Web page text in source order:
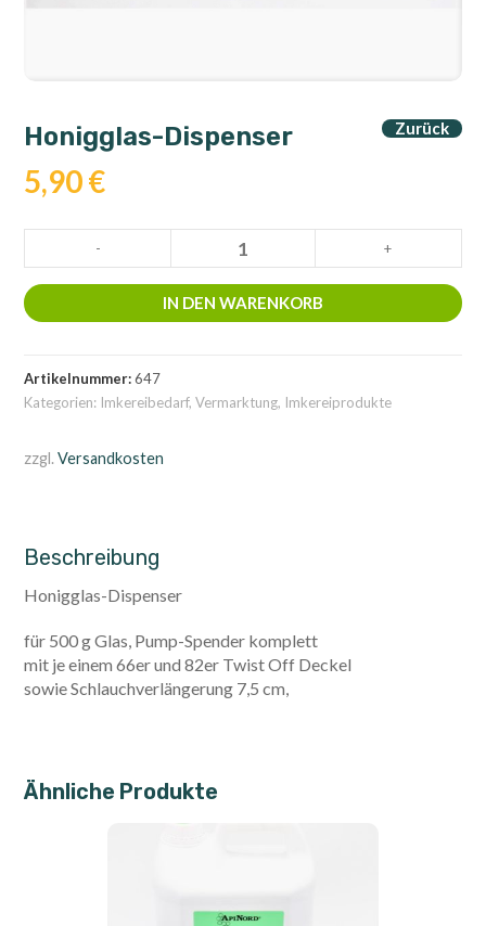
Zurück
Honigglas-Dispenser
5,90€
Dispenser
Menge
- +
IN DEN WARENKORB
Artikelnummer:647
Kategorien: Imkereibedarf,Vermarktung, Imkereiprodukte
zzgl.Versandkosten
Beschreibung
Honigglas-Dispenser
für 500 g Glas, Pump-Spender komplett
mit je einem 66er und 82er Twist Off Deckel
sowie Schlauchverlängerung 7,5 cm,
Ähnliche Produkte